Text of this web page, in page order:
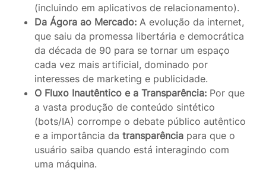
(incluindo em aplicativos de relacionamento).
Da Ágora ao Mercado:A evolução da internet,
que saiu da promessa libertária e democrática
da década de 90 para se tornar um espaço
cada vez mais artificial, dominado por
interesses de marketing e publicidade.
O Fluxo Inautêntico e a Transparência:Por que
a vasta produção de conteúdo sintético
(bots/IA) corrompe o debate público autêntico
e a importância da transparênciapara que o
usuário saiba quando está interagindo com
uma máquina.